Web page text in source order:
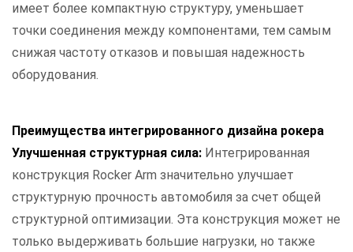
имеет более компактную структуру, уменьшает
точки соединения между компонентами, тем самым
снижая частоту отказов и повышая надежность
оборудования.
Преимущества интегрированного дизайна рокера
Улучшенная структурная сила: Интегрированная
конструкция Rocker Arm значительно улучшает
структурную прочность автомобиля за счет общей
структурной оптимизации. Эта конструкция может не
только выдерживать большие нагрузки, но также